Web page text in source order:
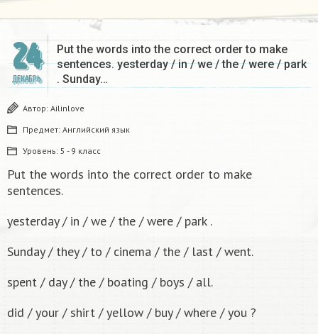
24
ДЕКАБРЬ
Put the words into the correct order to make
sentences. yesterday / in / we / the / were / park
. Sunday…
Автор: Ailinlove
Предмет: Английский язык
Уровень: 5 - 9 класс
Put the words into the correct order to make
sentences.
yesterday / in / we / the / were / park .
Sunday / they / to / cinema / the / last / went.
spent / day / the / boating / boys / all.
did / your / shirt / yellow / buy / where / you ?